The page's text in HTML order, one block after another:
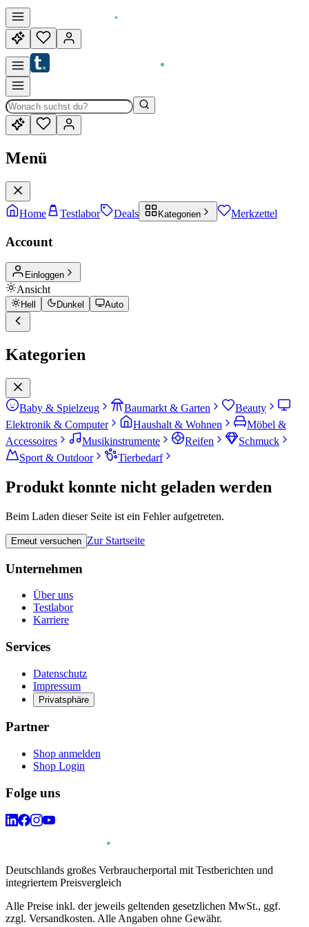
Menü
Home Testlabor Deals Kategorien Merkzettel
Account
Einloggen
Ansicht
Hell Dunkel Auto
Kategorien
Baby & Spielzeug Baumarkt & Garten
Beauty
Elektronik & Computer
Haushalt & Wohnen
Möbel &
Accessoires
Musikinstrumente Reifen
Schmuck
Sport & Outdoor
Tierbedarf
Produkt konnte nicht geladen werden
Beim Laden dieser Seite ist ein Fehler aufgetreten.
Erneut versuchen Zur Startseite
Unternehmen
Über uns
Testlabor
Karriere
Services
Datenschutz
Impressum
Privatsphäre
Partner
Shop anmelden
Shop Login
Folge uns
Deutschlands großes Verbraucherportal mit Testberichten und
integriertem Preisvergleich
Alle Preise inkl. der jeweils geltenden gesetzlichen MwSt., ggf.
zzgl. Versandkosten. Alle Angaben ohne Gewähr.